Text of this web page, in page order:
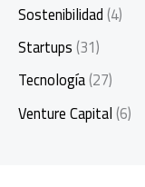
Sostenibilidad(4)
Startups(31)
Tecnología(27)
Venture Capital(6)